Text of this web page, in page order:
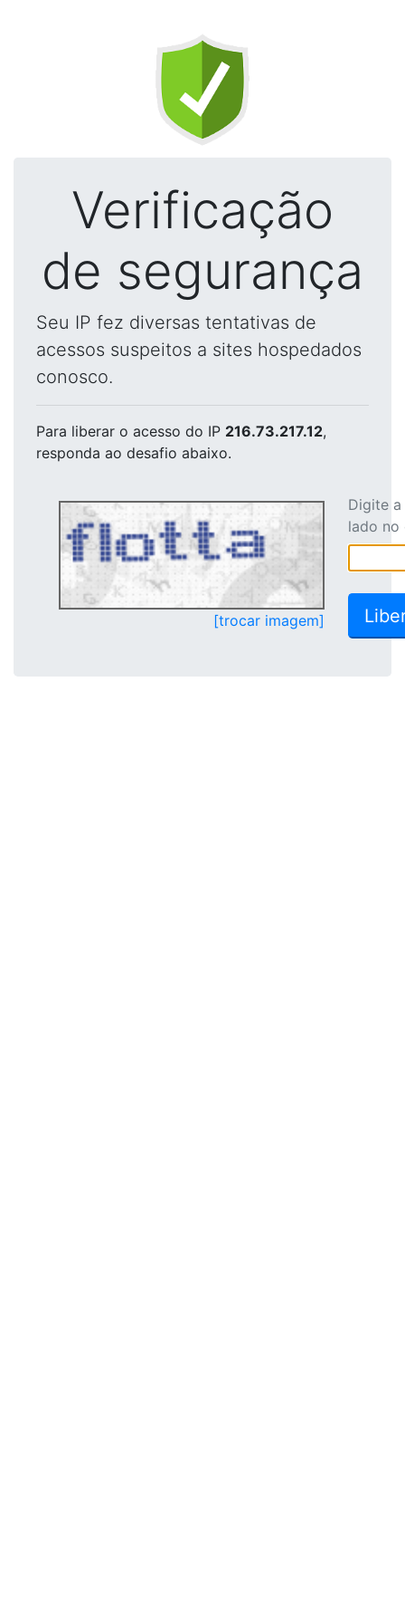
Verificação
de segurança
Seu IP fez diversas tentativas de
acessos suspeitos a sites hospedados
conosco.
Para liberar o acesso do IP 216.73.217.12,
responda ao desafio abaixo.
[trocar imagem]
Digite
lado no